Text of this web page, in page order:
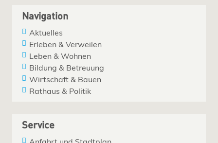
Navigation
Aktuelles
Erleben & Verweilen
Leben & Wohnen
Bildung & Betreuung
Wirtschaft & Bauen
Rathaus & Politik
Service